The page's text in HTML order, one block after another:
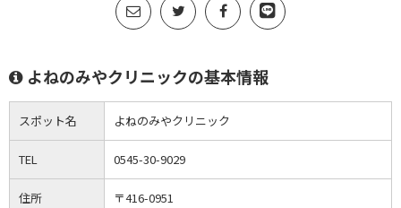
よねのみやクリニックの基本情報
スポット名 よねのみやクリニック
TEL 0545-30-9029
住所
〒416-0951